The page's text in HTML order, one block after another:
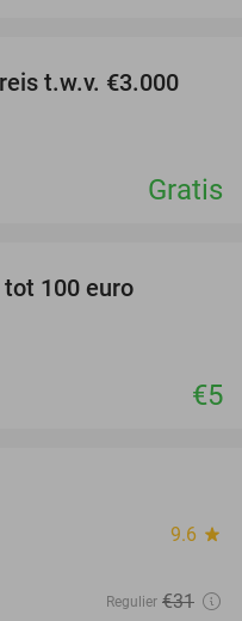
t.w.v. €3.000
Gratis
100 euro
€5
9.6 star
Regulier €31